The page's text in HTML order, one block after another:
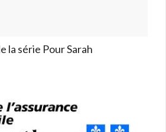
la série Pour Sarah